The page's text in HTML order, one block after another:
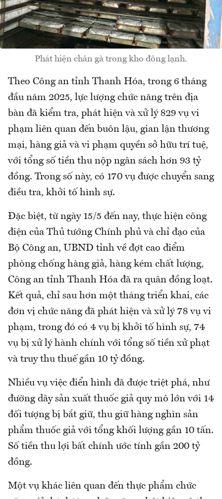
Phát hiện chân gà trong kho đông lạnh.
Theo Công an tỉnh Thanh Hóa, trong 6 tháng
đầu năm 2025, lực lượng chức năng trên địa
bàn đã kiểm tra, phát hiện và xử lý 829 vụ vi
phạm liên quan đến buôn lậu, gian lận thương
mại, hàng giả và vi phạm quyền sở hữu trí tuệ,
với tổng số tiền thu nộp ngân sách hơn 93 tỷ
đồng. Trong số này, có 170 vụ được chuyển sang
điều tra, khởi tố hình sự.
Đặc biệt, từ ngày 15/5 đến nay, thực hiện công
điện của Thủ tướng Chính phủ và chỉ đạo của
Bộ Công an, UBND tỉnh về đợt cao điểm
phòng chống hàng giả, hàng kém chất lượng,
Công an tỉnh Thanh Hóa đã ra quân đồng loạt.
Kết quả, chỉ sau hơn một tháng triển khai, các
đơn vị chức năng đã phát hiện và xử lý 78 vụ vi
phạm, trong đó có 4 vụ bị khởi tố hình sự, 74
vụ bị xử lý hành chính với tổng số tiền xử phạt
và truy thu thuế gần 10 tỷ đồng.
Nhiều vụ việc điển hình đã được triệt phá, như
đường dây sản xuất thuốc giả quy mô lớn với 14
đối tượng bị bắt giữ, thu giữ hàng nghìn sản
phẩm thuốc giả với tổng khối lượng gần 10 tấn.
Số tiền thu lợi bất chính ước tính gần 200 tỷ
đồng.
Một vụ khác liên quan đến thực phẩm chức